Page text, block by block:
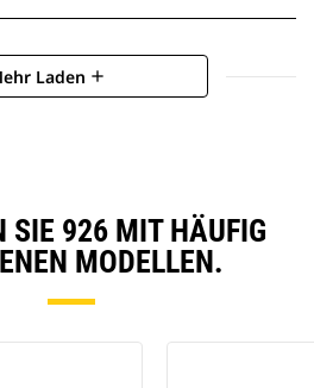
Laden add
SIE 926 MIT HÄUFIG
MODELLEN.